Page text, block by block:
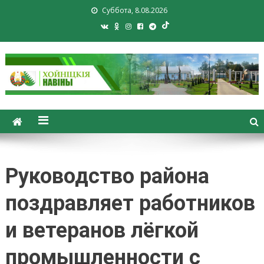
Суббота, 8.08.2026
Хойники. Хойнiцкiя навiны.
Новости Хойник. Районная
Руководство района
поздравляет работников
и ветеранов лёгкой
промышленности с